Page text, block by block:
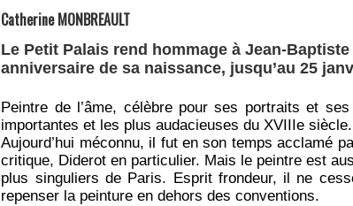
Catherine MONBREAULT
Le Petit Palais rend hommage à Jean-
anniversaire de sa naissance, jusqu’au 25
Peintre de l’âme, célèbre pour ses portraits et
importantes et les plus audacieuses du XVIIIe siècle.
Aujourd’hui méconnu, il fut en son temps acclamé
critique, Diderot en particulier. Mais le peintre est
plus singuliers de Paris. Esprit frondeur, il ne
repenser la peinture en dehors des conventions.